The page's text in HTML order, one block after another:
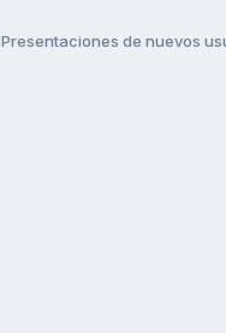
Presentaciones de nuevos